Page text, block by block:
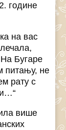
године
на вас
Бугаре
питању, не
рату с
више